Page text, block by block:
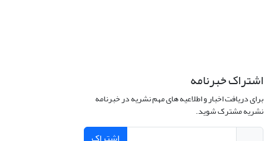
اشتراک خبرنامه
برای دریافت اخبار و اطلاعیه های مهم نشریه در خبرنامه
نشریه مشترک شوید.